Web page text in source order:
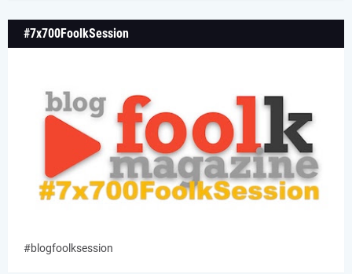
#7x700FoolkSession
#blogfoolksession